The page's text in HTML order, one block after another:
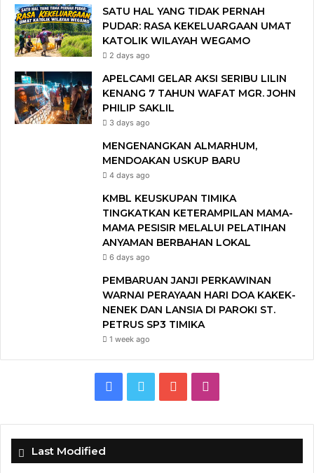
SATU HAL YANG TIDAK PERNAH
PUDAR: RASA KEKELUARGAAN UMAT
KATOLIK WILAYAH WEGAMO
2 days ago
APELCAMI GELAR AKSI SERIBU LILIN
KENANG 7 TAHUN WAFAT MGR. JOHN
PHILIP SAKLIL
3 days ago
MENGENANGKAN ALMARHUM,
MENDOAKAN USKUP BARU
4 days ago
KMBL KEUSKUPAN TIMIKA
TINGKATKAN KETERAMPILAN MAMA-
MAMA PESISIR MELALUI PELATIHAN
ANYAMAN BERBAHAN LOKAL
6 days ago
PEMBARUAN JANJI PERKAWINAN
WARNAI PERAYAAN HARI DOA KAKEK-
NENEK DAN LANSIA DI PAROKI ST.
PETRUS SP3 TIMIKA
1 week ago
c
i
u
s
Last Modified